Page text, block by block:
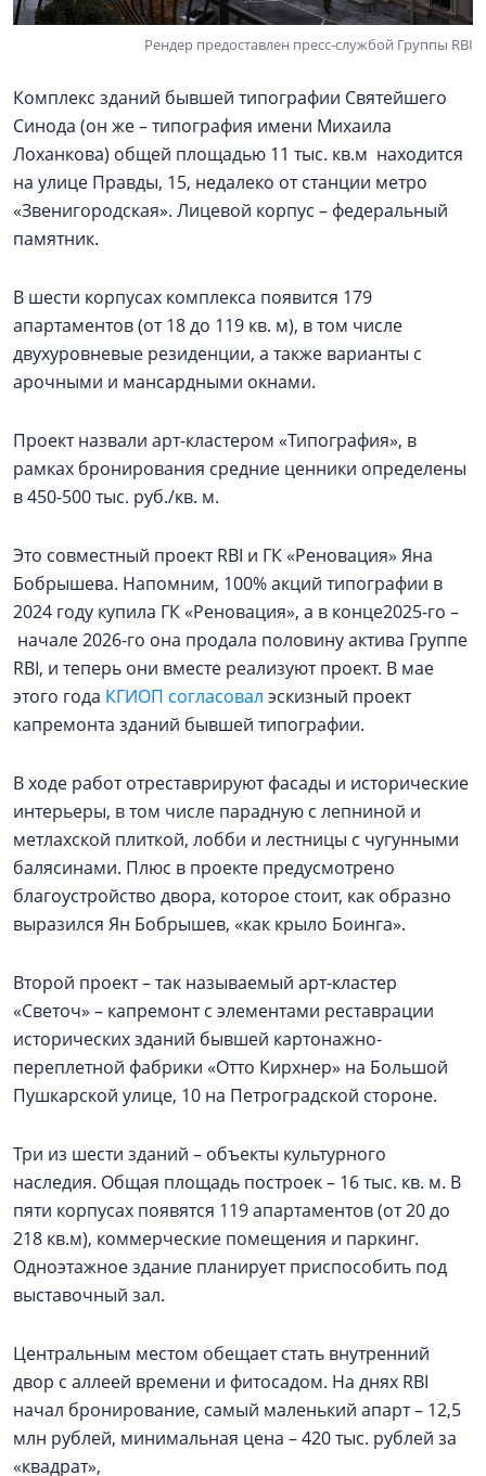
Рендер предоставлен пресс-службой Группы RBI
Комплекс зданий бывшей типографии Святейшего
Синода (он же – типография имени Михаила
Лоханкова) общей площадью 11 тыс. кв.м находится
на улице Правды, 15, недалеко от станции метро
«Звенигородская». Лицевой корпус – федеральный
памятник.
В шести корпусах комплекса появится 179
апартаментов (от 18 до 119 кв. м), в том числе
двухуровневые резиденции, а также варианты с
арочными и мансардными окнами.
Проект назвали арт-кластером «Типография», в
рамках бронирования средние ценники определены
в 450-500 тыс. руб./кв. м.
Это совместный проект RBI и ГК «Реновация» Яна
Бобрышева. Напомним, 100% акций типографии в
2024 году купила ГК «Реновация», а в конце2025-го –
начале 2026-го она продала половину актива Группе
RBI, и теперь они вместе реализуют проект. В мае
этого года КГИОП согласовал эскизный проект
капремонта зданий бывшей типографии.
В ходе работ отреставрируют фасады и исторические
интерьеры, в том числе парадную с лепниной и
метлахской плиткой, лобби и лестницы с чугунными
балясинами. Плюс в проекте предусмотрено
благоустройство двора, которое стоит, как образно
выразился Ян Бобрышев, «как крыло Боинга».
Второй проект – так называемый арт-кластер
«Светоч» – капремонт с элементами реставрации
исторических зданий бывшей картонажно-
переплетной фабрики «Отто Кирхнер» на Большой
Пушкарской улице, 10 на Петроградской стороне.
Три из шести зданий – объекты культурного
наследия. Общая площадь построек – 16 тыс. кв. м. В
пяти корпусах появятся 119 апартаментов (от 20 до
218 кв.м), коммерческие помещения и паркинг.
Одноэтажное здание планирует приспособить под
выставочный зал.
Центральным местом обещает стать внутренний
двор с аллеей времени и фитосадом. На днях RBI
начал бронирование, самый маленький апарт – 12,5
млн рублей, минимальная цена – 420 тыс. рублей за
«квадрат»,